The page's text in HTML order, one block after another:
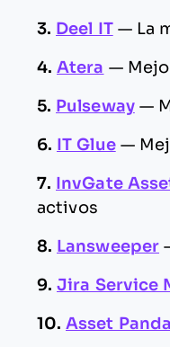
3. Deel IT — La
4. Atera —
5. Pulseway —
6. IT Glue —
7. InvGate
activos
8. Lansweeper
9. Jira Service
10. Asset Panda